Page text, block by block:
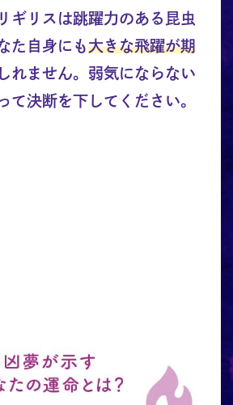
ギリスは跳躍力のある昆虫
た自身にも大きな飛躍が期
れません。弱気にならない
て決断を下してください。